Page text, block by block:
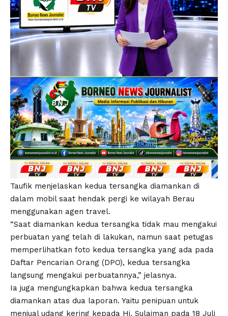
Taufik menjelaskan kedua tersangka diamankan di
dalam mobil saat hendak pergi ke wilayah Berau
menggunakan agen travel.
“Saat diamankan kedua tersangka tidak mau mengakui
perbuatan yang telah di lakukan, namun saat petugas
memperlihatkan foto kedua tersangka yang ada pada
Daftar Pencarian Orang (DPO), kedua tersangka
langsung mengakui perbuatannya,” jelasnya.
Ia juga mengungkapkan bahwa kedua tersangka
diamankan atas dua laporan. Yaitu penipuan untuk
menjual udang kering kepada Hj. Sulaiman pada 18 Juli